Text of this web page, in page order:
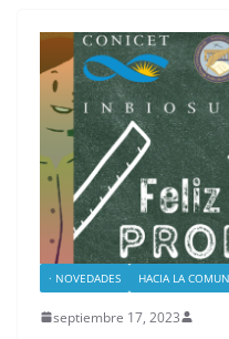
· NOVEDADES HACIA LA
septiembre 17, 2023